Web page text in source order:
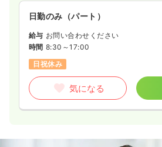
日勤のみ（パート）
給与 お問い合わせください
時間 8:30～17:00
日祝休み
気になる